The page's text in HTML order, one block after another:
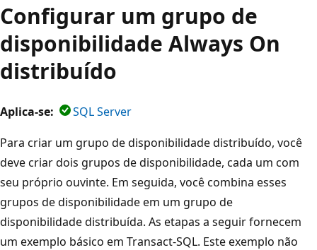
Configurar um grupo de
disponibilidade Always On
distribuído
Aplica-se:
SQL Server
Para criar um grupo de disponibilidade distribuído, você
deve criar dois grupos de disponibilidade, cada um com
seu próprio ouvinte. Em seguida, você combina esses
grupos de disponibilidade em um grupo de
disponibilidade distribuída. As etapas a seguir fornecem
um exemplo básico em Transact-SQL. Este exemplo não